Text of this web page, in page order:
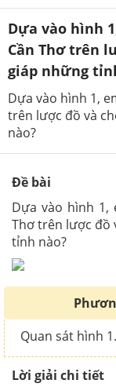
Dựa vào hình
Cần Thơ trên
giáp những
Dựa vào hình 1,
trên lược đồ và
nào?
Đề bài
Dựa vào hình 1,
Thơ trên lược đồ
tỉnh nào?
Quan sát hình 1.
Lời giải chi tiết